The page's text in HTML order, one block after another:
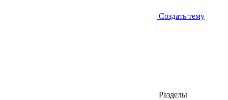
Создать тему
Разделы